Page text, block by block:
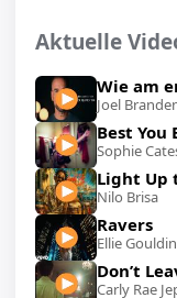
Aktuelle
Wie am
Joel
Best You
Sophie
Light Up
Nilo Brisa
Ravers
Ellie
Don’t
Carly Rae